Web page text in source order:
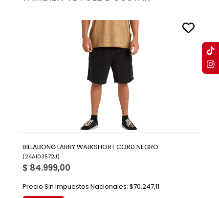
BILLABONG LARRY WALKSHORT CORD NEGRO
(24A103572J)
$ 84.999,00
Precio Sin Impuestos Nacionales: $70.247,11